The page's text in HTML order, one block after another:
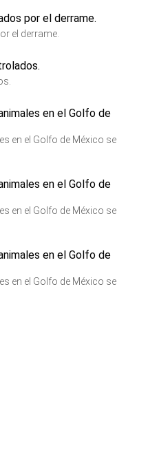
el derrame.
en el Golfo de México se
en el Golfo de México se
en el Golfo de México se